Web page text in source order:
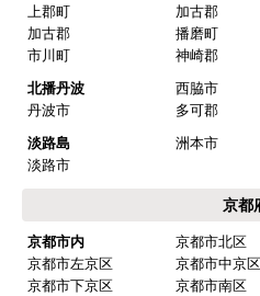
上郡町
加古郡
加古郡
播磨町
市川町
神崎郡
北播丹波
西脇市
丹波市
多可郡
淡路島
洲本市
淡路市
京都
京都市内 京都市北区
京都市左京区
京都市中京区
京都市下京区
京都市南区